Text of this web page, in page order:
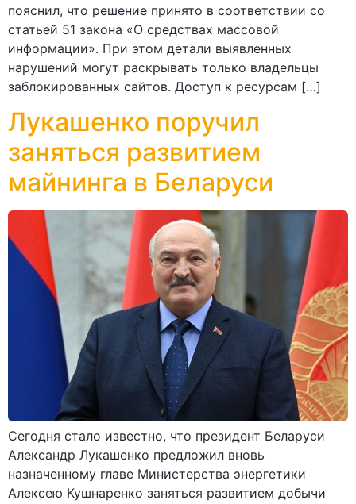
пояснил, что решение принято в соответствии со
статьей 51 закона «О средствах массовой
информации». При этом детали выявленных
нарушений могут раскрывать только владельцы
заблокированных сайтов. Доступ к ресурсам […]
Лукашенко поручил
заняться развитием
майнинга в Беларуси
Сегодня стало известно, что президент Беларуси
Александр Лукашенко предложил вновь
назначенному главе Министерства энергетики
Алексею Кушнаренко заняться развитием добычи